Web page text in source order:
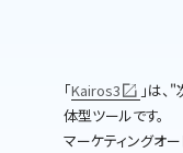
｢Kairos3
｣は、
体型ツールです。
マーケティングオー